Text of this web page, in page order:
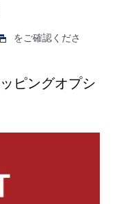
をご確認くださ
ピングオプシ